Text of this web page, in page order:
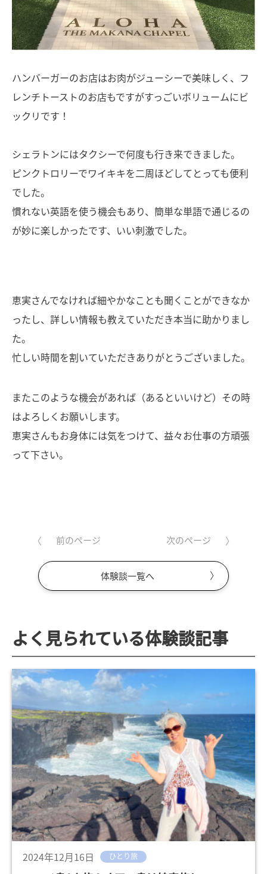
ハンバーガーのお店はお肉がジューシーで美味しく、フ
レンチトーストのお店もですがすっごいボリュームにビ
ックリです！
シェラトンにはタクシーで何度も行き来できました。
ピンクトロリーでワイキキを二周ほどしてとっても便利
でした。
慣れない英語を使う機会もあり、簡単な単語で通じるの
が妙に楽しかったです、いい刺激でした。
恵実さんでなければ細やかなことも聞くことができなか
ったし、詳しい情報も教えていただき本当に助かりまし
た。
忙しい時間を割いていただきありがとうございました。
またこのような機会があれば（あるといいけど）その時
はよろしくお願いします。
恵実さんもお身体には気をつけて、益々お仕事の方頑張
って下さい。
前のページ
体験談一覧へ
次のページ
よく見られている体験談記事
2024年12月16日 ひとり旅